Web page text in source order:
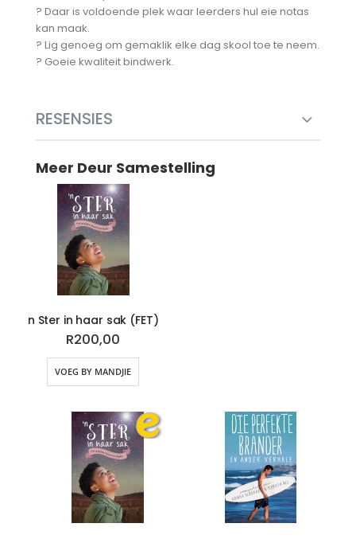
? Daar is voldoende plek waar leerders hul eie notas
kan maak.
? Lig genoeg om gemaklik elke dag skool toe te neem.
? Goeie kwaliteit bindwerk.
RESENSIES
Meer Deur Samestelling
n Ster in haar sak (FET)
R200,00
VOEG BY MANDJIE